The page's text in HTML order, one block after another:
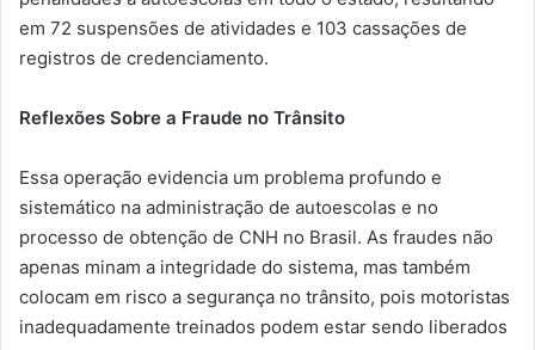
em 72 suspensões de atividades e 103 cassações de
registros de credenciamento.
Reflexões Sobre a Fraude no Trânsito
Essa operação evidencia um problema profundo e
sistemático na administração de autoescolas e no
processo de obtenção de CNH no Brasil. As fraudes não
apenas minam a integridade do sistema, mas também
colocam em risco a segurança no trânsito, pois motoristas
inadequadamente treinados podem estar sendo liberados